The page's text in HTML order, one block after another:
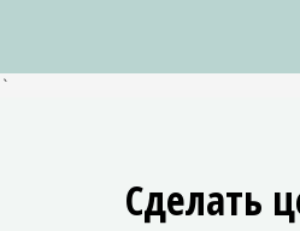
`
Сделать